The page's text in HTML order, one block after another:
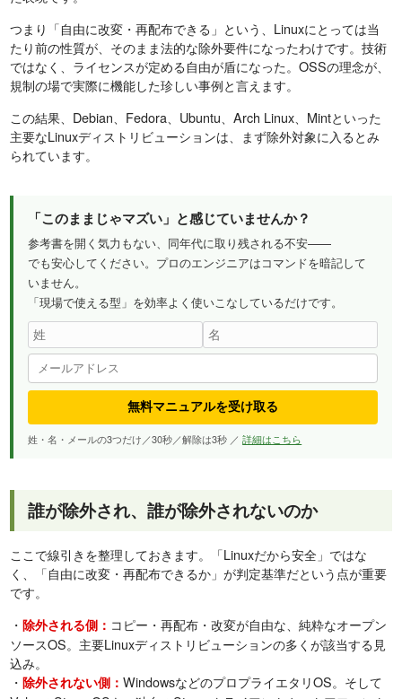
つまり「自由に改変・再配布できる」という、Linuxにとっては当
たり前の性質が、そのまま法的な除外要件になったわけです。技術
ではなく、ライセンスが定める自由が盾になった。OSSの理念が、
規制の場で実際に機能した珍しい事例と言えます。
この結果、Debian、Fedora、Ubuntu、Arch Linux、Mintといった
主要なLinuxディストリビューションは、まず除外対象に入るとみ
られています。
「このままじゃマズい」と感じていませんか？
参考書を開く気力もない、同年代に取り残される不安——
でも安心してください。プロのエンジニアはコマンドを暗記して
いません。
「現場で使える型」を効率よく使いこなしているだけです。
無料マニュアルを受け取る
姓・名・メールの3つだけ／30秒／解除は3秒 ／詳細はこちら
誰が除外され、誰が除外されないのか
ここで線引きを整理しておきます。「Linuxだから安全」ではな
く、「自由に改変・再配布できるか」が判定基準だという点が重要
です。
・除外される側： コピー・再配布・改変が自由な、純粋なオープン
ソースOS。主要Linuxディストリビューションの多くが該当する見
込み。
・除外されない側：WindowsなどのプロプライエタリOS。そして